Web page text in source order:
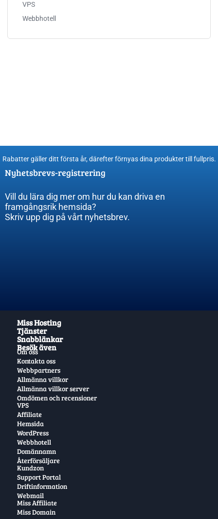
VPS
Webbhotell
Rabatter gäller ditt första år, därefter förnyas dina produkter till fullpris​.
Nyhetsbrevs-registrering
Vill du lära dig mer om hur du kan driva en
framgångsrik hemsida?
Skriv upp dig på vårt nyhetsbrev.
Miss Hosting
Tjänster
Snabblänkar
Besök även
Om oss
Kontakta oss
Webbpartners
Allmänna villkor
Allmänna villkor server
Omdömen och recensioner
VPS
Affiliate
Hemsida
WordPress
Webbhotell
Domännamn
Återförsäljare
Kundzon
Support Portal
Driftinformation
Webmail
Miss Affiliate
Miss Domain